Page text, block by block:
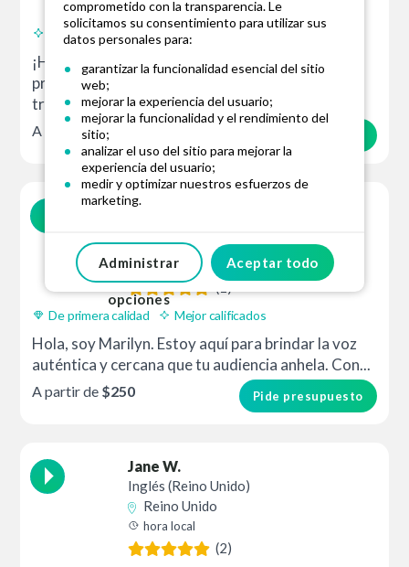
comprometido con la transparencia. Le
solicitamos su consentimiento para utilizar sus
datos personales para:
garantizar la funcionalidad esencial del sitio
web;
mejorar la experiencia del usuario;
mejorar la funcionalidad y el rendimiento del
sitio;
analizar el uso del sitio para mejorar la
experiencia del usuario;
medir y optimizar nuestros esfuerzos de
marketing.
su dispositivo mediante el uso de cookies y
tecnologías similares. Sus datos podrán ser
tratados por12Número de socios de confianza
para los fines mencionados anteriormente.
Puedes gestionar tus preferencias en cualquier
cómo utilizamos sus datos, consulte nuestra
Política de privacidad y cookies..
Al hacer clic en "Aceptar todo", usted acepta el
uso de TODAS las cookies. Al hacer clic en
Administrar
opciones
Aceptar todo
(3)
Mejor calificados
¡Hola! Soy Stephen, un actor de doblaje
profesional en inglés. En lo que respecta a mi
trabajo, ofrezco una articulación fluida...
A partir de$100
Marilyn R.
Estados Unidos
hora local
De primera calidad Mejor calificados
Hola, soy Marilyn. Estoy aquí para brindar la voz
auténtica y cercana que tu audiencia anhela. Con...
Pide presupuesto
A partir de $250
Jane W.
Inglés (Reino Unido)
Reino Unido
hora local
(2)